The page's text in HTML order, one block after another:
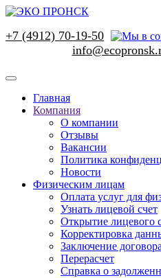
+7 (4912) 70-19-50
Главная
Компания
О компании
Отзывы
Вакансии
Политика
Новости
Физическим лицам
Оплата услуг для
Узнать лицевой счет
Открытие лицевого
Корректировка
Заключение
Перерасчет
Справка о